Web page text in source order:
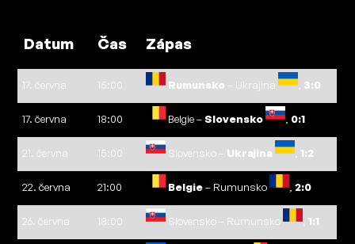
Datum Čas Zápas
17. června 15:00 Rumunsko – Ukrajina 3:0
17. června 18:00 Belgie –Slovensko 0:1
21. června 15:00 Slovensko – Ukrajina 1:2
22. června 21:00 Belgie– Rumunsko ,2:0
26. června 18:00 Slovensko – Rumunsko 1:1